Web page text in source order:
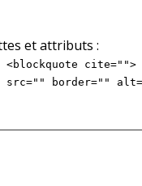
et attributs :
cite="">
border=""